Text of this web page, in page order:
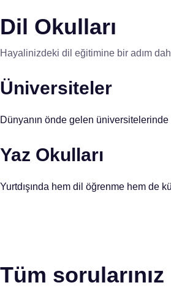
Dil Okulları
Hayalinizdeki dil eğitimine bir adım
Üniversiteler
Dünyanın önde gelen üniversitelerinde
Yaz Okulları
Yurtdışında hem dil öğrenme hem de
Tüm